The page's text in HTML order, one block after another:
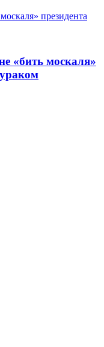
президента
«бить москаля»